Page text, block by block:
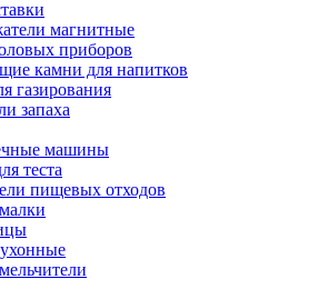
магнитные
приборов
камни для напитков
газирования
запаха
машины
теста
пищевых отходов